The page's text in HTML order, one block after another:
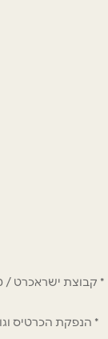
* הנפקת הכרטיס